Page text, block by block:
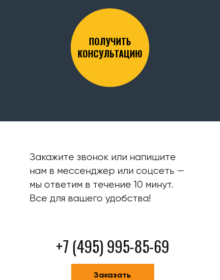
ПОЛУЧИТЬ
КОНСУЛЬТАЦИЮ
Закажите звонок или напишите
нам в мессенджер или соцсеть —
мы ответим в течение 10 минут.
Все для вашего удобства!
+7 (495) 995-85-69
Заказать